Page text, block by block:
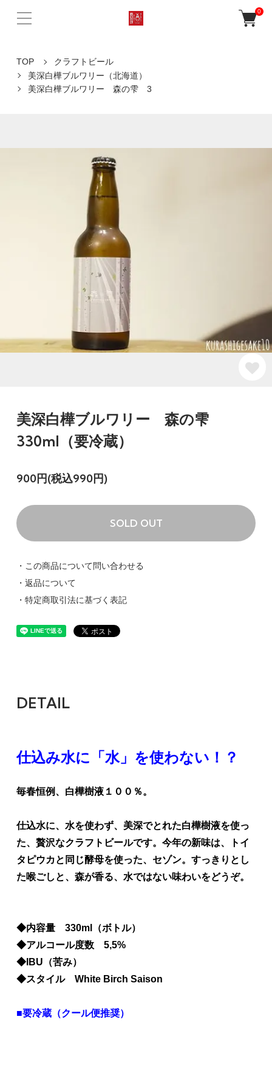
0
TOP
クラフトビール
美深白樺ブルワリー（北海道）
美深白樺ブルワリー 森の雫 3
美深白樺ブルワリー 森の雫
330ml（要冷蔵）
900円(税込990円)
SOLD OUT
・この商品について問い合わせる
・返品について
・特定商取引法に基づく表記
DETAIL
仕込み水に「水」を使わない！？
毎春恒例、白樺樹液１００％。
仕込水に、水を使わず、美深でとれた白樺樹液を使っ
た、贅沢なクラフトビールです。今年の新味は、トイ
タピウカと同じ酵母を使った、セゾン。すっきりとし
た喉ごしと、森が香る、水ではない味わいをどうぞ。
◆内容量 330ml（ボトル）
◆アルコール度数 5,5%
◆IBU（苦み）
◆スタイル White Birch Saison
■要冷蔵（クール便推奨）